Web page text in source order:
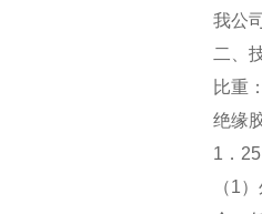
我公
二、
比重
绝缘
1．
（1